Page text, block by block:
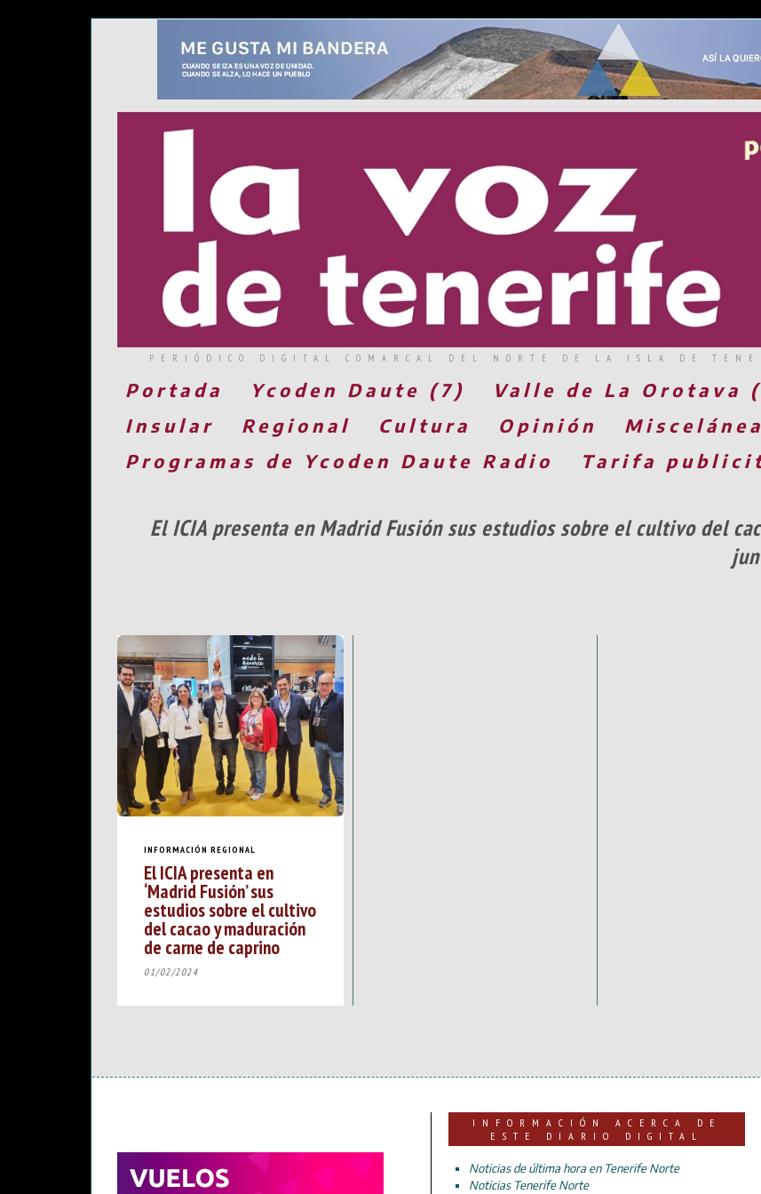
PERIÓDICO DIGITAL COMARCAL DEL NORTE DE LA ISLA DE
Portada Ycoden Daute (7) Valle de La Orotava
Insular
Regional Cultura Opinión
Miscelánea
Programas de Ycoden Daute Radio
Tarifa
El ICIA presenta en Madrid Fusión sus estudios sobre el cultivo del
INFORMACIÓN REGIONAL
El ICIA presenta en
‘Madrid Fusión’ sus
estudios sobre el cultivo
del cacao y maduración
de carne de caprino
01/02/2024
INFORMACIÓN ACERCA DE
ESTE DIARIO DIGITAL
Noticias de última hora en Tenerife Norte
Noticias Tenerife Norte